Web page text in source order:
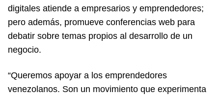
digitales atiende a empresarios y emprendedores;
pero además, promueve conferencias web para
debatir sobre temas propios al desarrollo de un
negocio.
“Queremos apoyar a los emprendedores
venezolanos. Son un movimiento que experimenta